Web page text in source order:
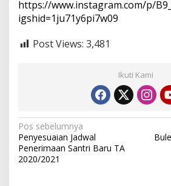
https://www.instagram.com/p/
igshid=1ju71y6pi7w09
Post Views: 3,481
Ikuti Kami
N
a
v
Pos sebelumnya
Penyesuaian Jadwal
Penerimaan Santri Baru TA
2020/2021